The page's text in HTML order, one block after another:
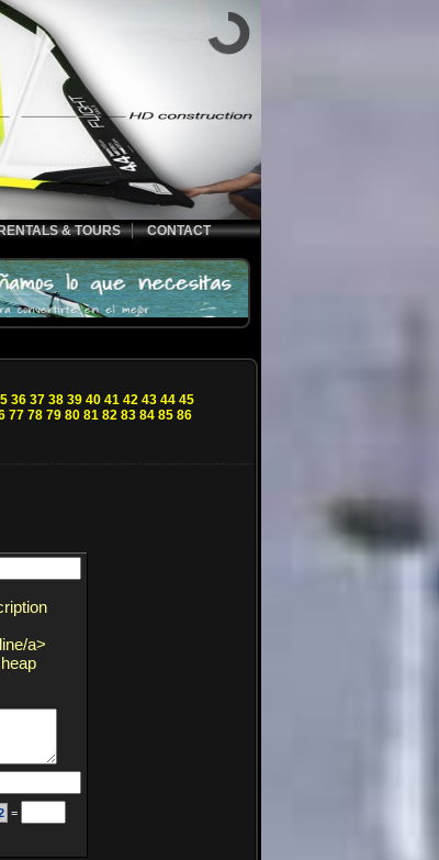
& TOURS CONTACT
36 37 38 39 40 41 42 43 44 45
77 78 79 80 81 82 83 84 85 86
a>
=